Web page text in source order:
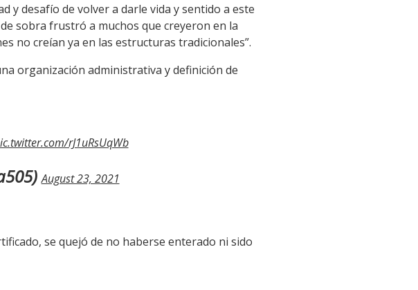
y desafío de volver a darle vida y sentido a este
sobra frustró a muchos que creyeron en la
no creían ya en las estructuras tradicionales”.
organización administrativa y definición de
rJ1uRsUqWb
August 23, 2021
se quejó de no haberse enterado ni sido